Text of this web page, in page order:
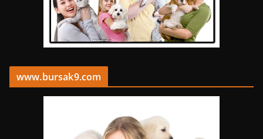
www.bursak9.com